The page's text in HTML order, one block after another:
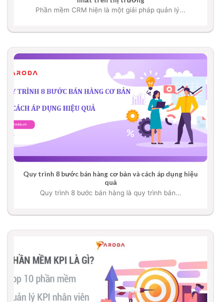
Phần mềm CRM hiện là một giải pháp quản lý...
Quy trình 8 bước bán hàng cơ bản và cách áp dụng hiệu
quả
Quy trình 8 bước bán hàng là quy trình bán...